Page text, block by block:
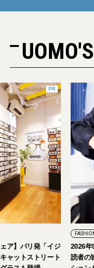
【おしゃれな大人のアイウ
ピジ」が国内初の旗艦店を